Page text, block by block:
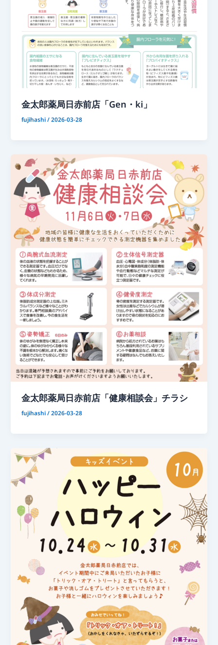
金太郎薬局日赤前店「Gen・ki」
fujihashi/2026-03-28
金太郎薬局日赤前店「健康相談会」チラシ
fujihashi/2026-03-28